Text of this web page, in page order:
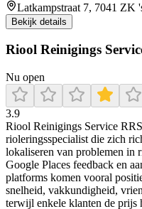
Latkampstraat 7, 7041 ZK
Bekijk details
Riool Reinigings
Nu open
3.9
Riool Reinigings Service
rioleringsspecialist die zich
lokaliseren van problemen in
Google Places feedback en
platforms komen vooral
snelheid, vakkundigheid,
terwijl enkele klanten de prijs